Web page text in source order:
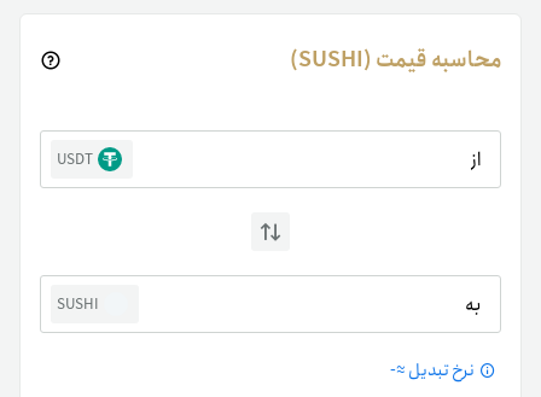
محاسبه قیمت (SUSHI)
از USDT
به SUSHI
نرخ تبدیل ≈-